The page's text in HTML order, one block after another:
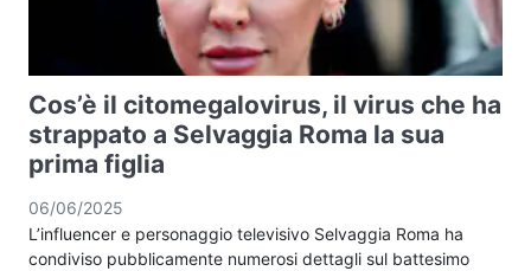
Cos’è il citomegalovirus, il virus che ha
strappato a Selvaggia Roma la sua
prima figlia
06/06/2025
L’influencer e personaggio televisivo Selvaggia Roma ha
condiviso pubblicamente numerosi dettagli sul battesimo